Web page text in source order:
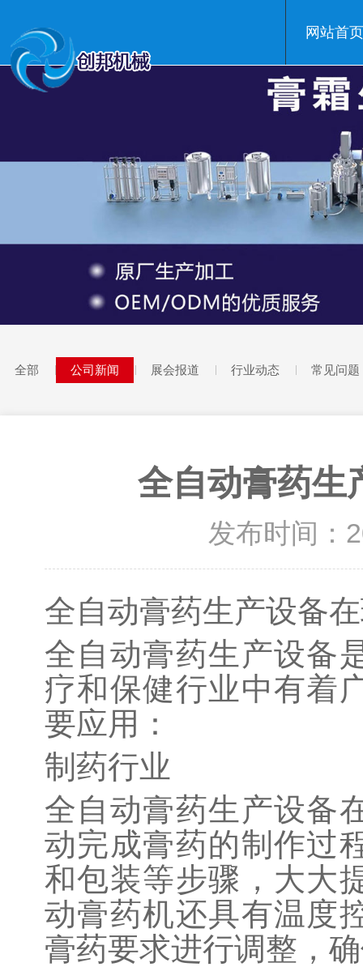
网站首页
全部 公司新闻 展会报道 行业动态 常见问题
全自动膏药生
发布时间：
全自动膏药生产设备
全自动膏药生产设备
疗和保健行业中有着
要应用：
制药行业
全自动膏药生产设备
动完成膏药的制作过
和包装等步骤，大大
动膏药机还具有温度
膏药要求进行调整，